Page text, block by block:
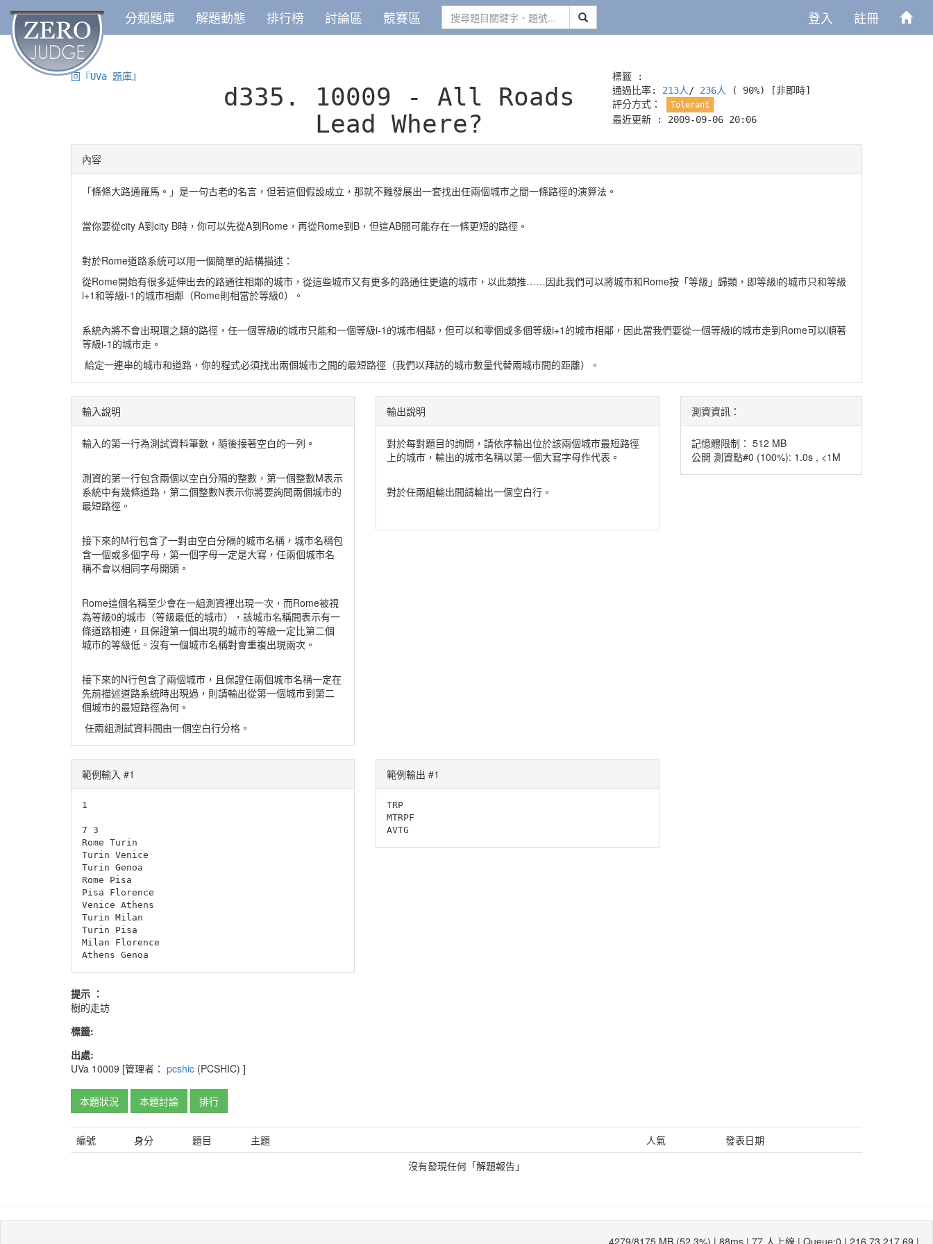
分類題庫 解題動態 排行榜 討論區 競賽區 登入 註冊
回『UVa 題庫』
d335.
10009 - All Roads
Lead Where?
標籤 :
通過比率: 213人 / 236人 ( 90%)
[非即時]
評分方式：
Tolerant
最近更新 : 2009-09-06 20:06
內容
「條條大路通羅馬。」是一句古老的名言，但若這個假設成立，那就不難發展出一套找出任兩個城市之間一條路徑的演算法。
當你要從city A到city B時，你可以先從A到Rome，再從Rome到B，但這AB間可能存在一條更短的路徑。
對於Rome道路系統可以用一個簡單的結構描述：
從Rome開始有很多延伸出去的路通往相鄰的城市，從這些城市又有更多的路通往更遠的城市，以此類推……因此我們可以將城市和Rome按「等級」歸類，即等級i的城市只和等級
i+1和等級i-1的城市相鄰（Rome則相當於等級0）。
系統內將不會出現環之類的路徑，任一個等級i的城市只能和一個等級i-1的城市相鄰，但可以和零個或多個等級i+1的城市相鄰，因此當我們要從一個等級i的城市走到Rome可以順著
等級i-1的城市走。
給定一連串的城市和道路，你的程式必須找出兩個城市之間的最短路徑（我們以拜訪的城市數量代替兩城市間的距離）。
輸入說明
輸入的第一行為測試資料筆數，隨後接著空白的一列。
測資的第一行包含兩個以空白分隔的整數，第一個整數M表示
系統中有幾條道路，第二個整數N表示你將要詢問兩個城市的
最短路徑。
接下來的M行包含了一對由空白分隔的城市名稱，城市名稱包
含一個或多個字母，第一個字母一定是大寫，任兩個城市名
稱不會以相同字母開頭。
Rome這個名稱至少會在一組測資裡出現一次，而Rome被視
為等級0的城市（等級最低的城市），該城市名稱間表示有一
條道路相連，且保證第一個出現的城市的等級一定比第二個
城市的等級低。沒有一個城市名稱對會重複出現兩次。
接下來的N行包含了兩個城市，且保證任兩個城市名稱一定在
先前描述道路系統時出現過，則請輸出從第一個城市到第二
個城市的最短路徑為何。
任兩組測試資料間由一個空白行分格。
輸出說明
對於每對題目的詢問，請依序輸出位於該兩個城市最短路徑
上的城市，輸出的城市名稱以第一個大寫字母作代表。
對於任兩組輸出間請輸出一個空白行。
範例輸入 #1
1
7 3
Rome Turin
Turin Venice
Turin Genoa
Rome Pisa
Pisa Florence
Venice Athens
Turin Milan
Turin Pisa
Milan Florence
Athens Genoa
範例輸出 #1
TRP
MTRPF
AVTG
測資資訊：
記憶體限制： 512 MB
公開 測資點#0 (100%): 1.0s , <1M
提示 ：
樹的走訪
標籤:
出處:
UVa 10009 [管理者： pcshic (PCSHIC) ]
本題狀況 本題討論 排行
編號 身分 題目 主題 人氣
發表日期
沒有發現任何「解題報告」
4279/8175 MB (52.3%) | 88ms | 77 人上線 | Queue:0 | 216.73.217.69 |